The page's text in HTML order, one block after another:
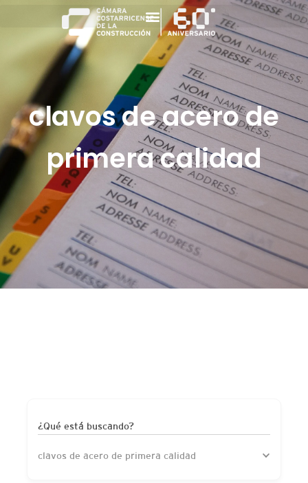
clavos de acero de
primera calidad
¿Qué está buscando?
clavos de acero de primera calidad